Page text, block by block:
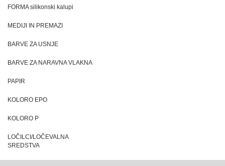
FORMA silikonski kalupi
MEDIJI IN PREMAZI
BARVE ZA USNJE
BARVE ZA NARAVNA VLAKNA
PAPIR
KOLORO EPO
KOLORO P
LOČILCI/LOČEVALNA
SREDSTVA